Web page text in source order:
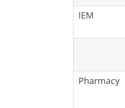
IEM
Pharmacy